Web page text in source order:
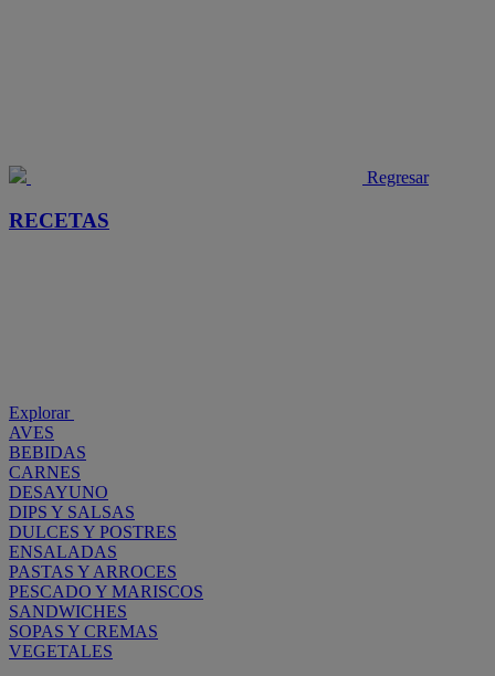
Regresar
RECETAS
Explorar
AVES
BEBIDAS
CARNES
DESAYUNO
DIPS Y SALSAS
DULCES Y POSTRES
ENSALADAS
PASTAS Y ARROCES
PESCADO Y MARISCOS
SANDWICHES
SOPAS Y CREMAS
VEGETALES